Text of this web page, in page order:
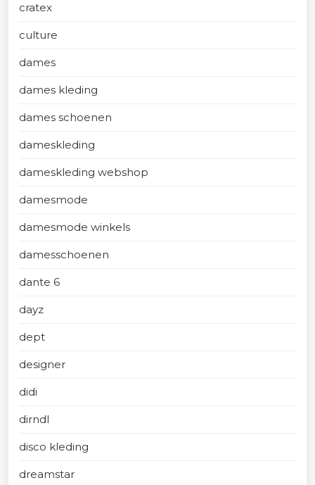
cratex
culture
dames
dames kleding
dames schoenen
dameskleding
dameskleding webshop
damesmode
damesmode winkels
damesschoenen
dante 6
dayz
dept
designer
didi
dirndl
disco kleding
dreamstar